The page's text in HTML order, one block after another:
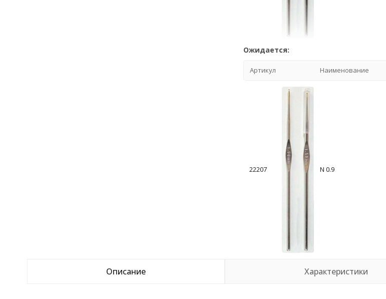
Ожидается:
Артикул Наименование
22207 N 0.9
Описание Характеристики